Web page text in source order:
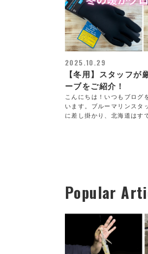
2025.10.29
【冬用】スタッフが
ーブをご紹介！
こんにちは！いつもブログ
います。ブルーマリンスタ
に差し掛かり、北海道はす
Popular